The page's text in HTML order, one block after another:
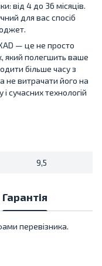
від 4 до 36 місяців.
для вас спосіб
— це не просто
який полегшить ваше
більше часу з
не витрачати його на
сучасних технологій
9,5
Гарантія
перевізника.